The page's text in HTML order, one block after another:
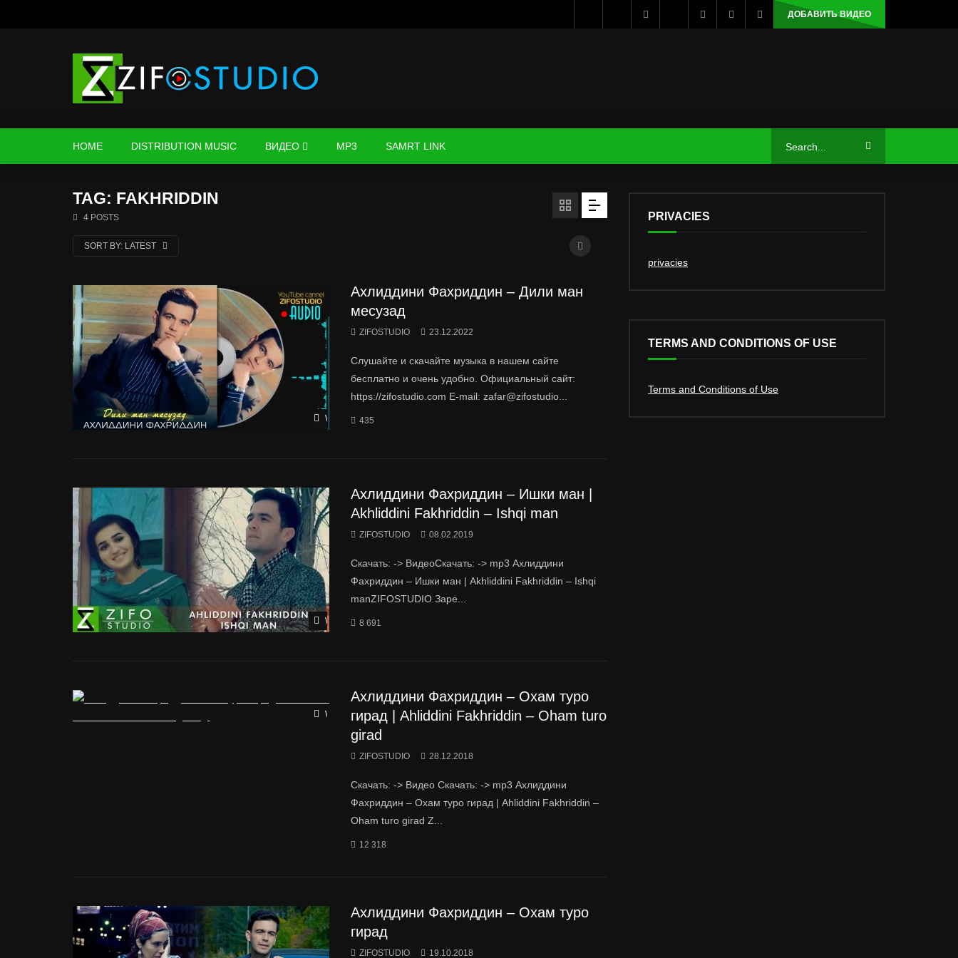
ДОБАВИТЬ ВИДЕО
HOME DISTRIBUTION MUSIC ВИДЕО MP3 SAMRT LINK
TAG: FAKHRIDDIN
4 POSTS
SORT BY: LATEST
Watch Later
Ахлиддини Фахриддин – Дили ман
месузад
ZIFOSTUDIO 23.12.2022
Слушайте и скачайте музыка в нашем сайте
бесплатно и очень удобно. Официальный сайт:
https://zifostudio.com E-mail: zafar@zifostudio...
435
Watch Later
Ахлиддини Фахриддин – Ишки ман |
Akhliddini Fakhriddin – Ishqi man
ZIFOSTUDIO 08.02.2019
Скачать: -> ВидеоСкачать: -> mp3 Ахлиддини
Фахриддин – Ишки ман | Akhliddini Fakhriddin – Ishqi
manZIFOSTUDIO Заре...
8 691
Watch Later
Ахлиддини Фахриддин – Охам туро
гирад | Ahliddini Fakhriddin – Oham turo
girad
ZIFOSTUDIO 28.12.2018
Скачать: -> Видео Скачать: -> mp3 Ахлиддини
Фахриддин – Охам туро гирад | Ahliddini Fakhriddin –
Oham turo girad Z...
12 318
Ахлиддини Фахриддин – Охам туро
гирад
ZIFOSTUDIO 19.10.2018
PRIVACIES
privacies
TERMS AND CONDITIONS OF USE
Terms and Conditions of Use